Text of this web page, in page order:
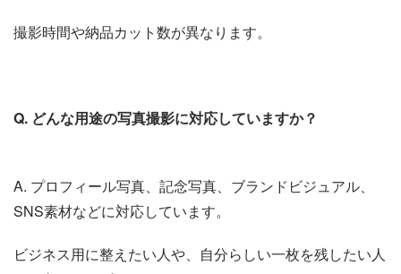
撮影時間や納品カット数が異なります。
Q. どんな用途の写真撮影に対応していますか？
A. プロフィール写真、記念写真、ブランドビジュアル、
SNS素材などに対応しています。
ビジネス用に整えたい人や、自分らしい一枚を残したい人